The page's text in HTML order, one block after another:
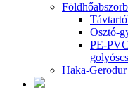
Osztó-
PE-
Haka-Gerodur